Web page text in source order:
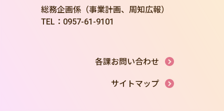
総務企画係（事業計画、周知広報）
TEL：0957-61-9101
各課お問い合わせ
サイトマップ